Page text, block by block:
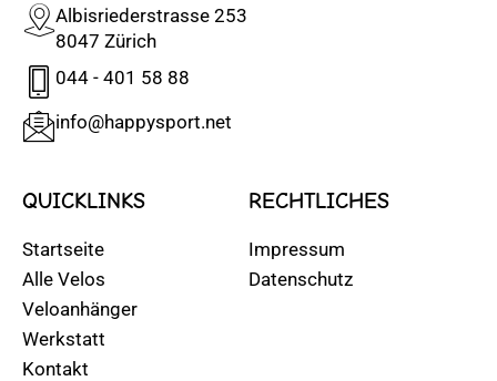
Albisriederstrasse 253
8047 Zürich
044 - 401 58 88
info@happysport.net
QUICKLINKS
Startseite
Alle Velos
Veloanhänger
Werkstatt
Kontakt
RECHTLICHES
Impressum
Datenschutz